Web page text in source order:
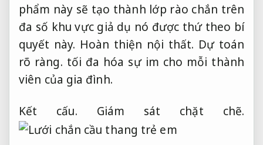
phẩm này sẽ tạo thành lớp rào chắn trên
đa số khu vực giả dụ nó được thứ theo bí
quyết này. Hoàn thiện nội thất. Dự toán
rõ ràng. tối đa hóa sự im cho mỗi thành
viên của gia đình.
Kết cấu. Giám sát chặt chẽ.